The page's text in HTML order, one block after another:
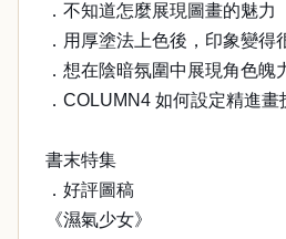
．不知道怎麼展現圖畫的魅力
．用厚塗法上色後，印象變得
．想在陰暗氛圍中展現角色魄
．COLUMN4 如何設定精進畫
書末特集
．好評圖稿
《濕氣少女》